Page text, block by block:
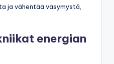
ja vähentää väsymystä,
energian